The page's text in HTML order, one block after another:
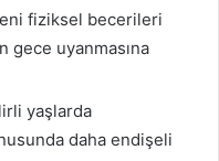
fiziksel becerileri
gece uyanmasına
yaşlarda
daha endişeli